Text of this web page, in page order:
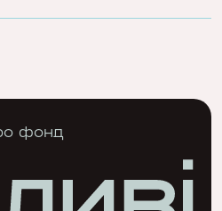
фонд